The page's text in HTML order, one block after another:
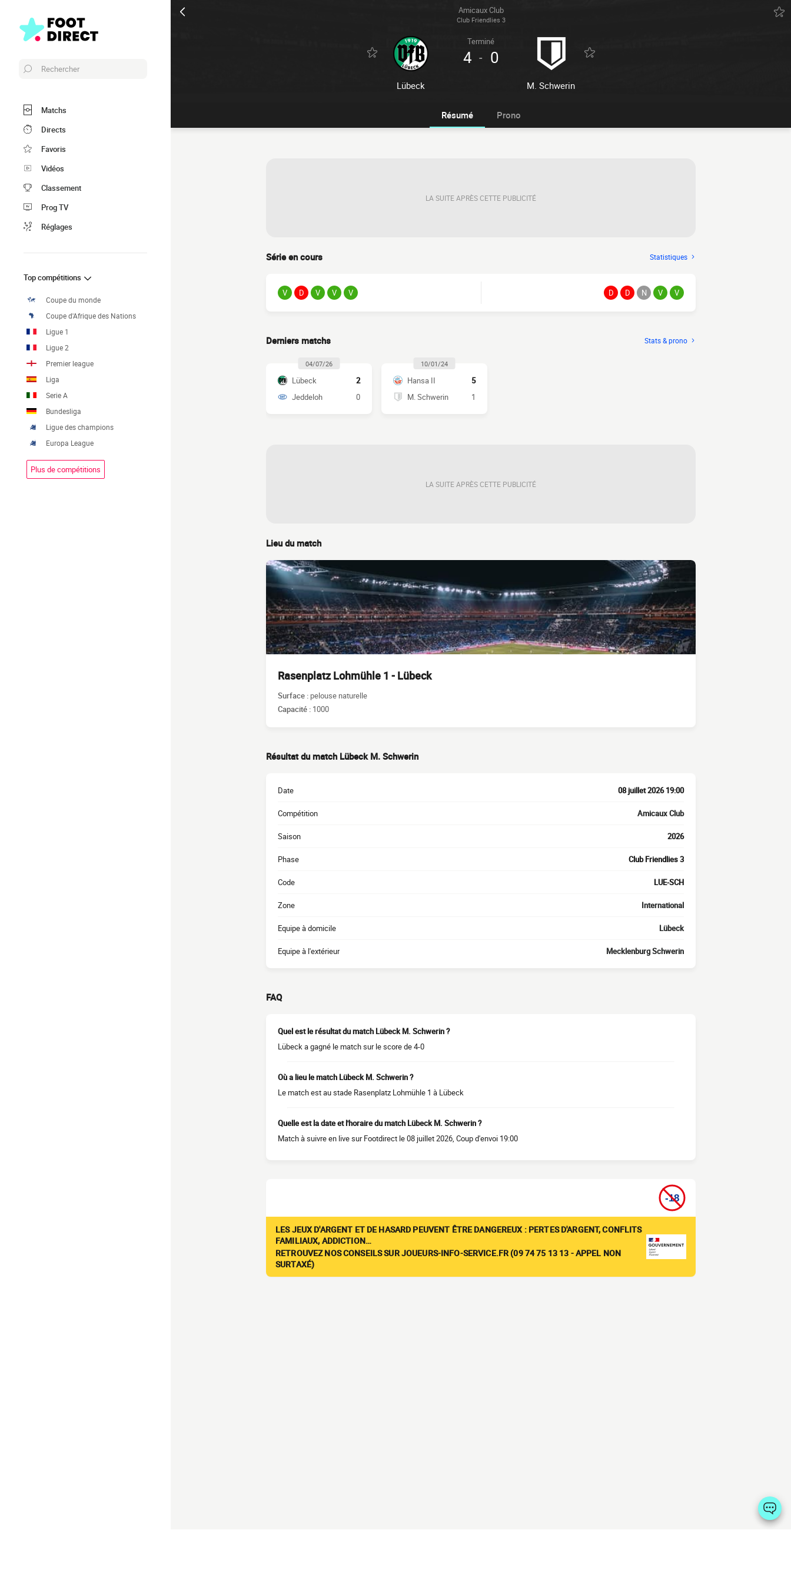
Amicaux Club
Club Friendlies 3
Lübeck
Terminé
4 - 0
M. Schwerin
Rechercher
Matchs
Directs
Favoris
Vidéos
Classement
Prog TV
Réglages
Top compétitions
Coupe du monde
Coupe d'Afrique des Nations
Ligue 1
Ligue 2
Premier league
Liga
Serie A
Bundesliga
Ligue des champions
Europa League
Plus de compétitions
Résumé Prono
LA SUITE APRÈS CETTE PUBLICITÉ
Série en cours Statistiques
V D V V V D D N V V
Derniers matchs Stats & prono
04/07/26
Lübeck
2
Jeddeloh
0
10/01/24
Hansa II
5
M. Schwerin
1
LA SUITE APRÈS CETTE PUBLICITÉ
Lieu du match
Rasenplatz Lohmühle 1 - Lübeck
Surface : pelouse naturelle
Capacité : 1000
Résultat du match Lübeck M. Schwerin
Date 08 juillet 2026 19:00
Compétition Amicaux Club
Saison 2026
Phase Club Friendlies 3
Code LUE-SCH
Zone International
Equipe à domicile Lübeck
Equipe à l'extérieur Mecklenburg Schwerin
FAQ
Quel est le résultat du match Lübeck M. Schwerin ?
Lübeck a gagné le match sur le score de 4-0
Où a lieu le match Lübeck M. Schwerin ?
Le match est au stade Rasenplatz Lohmühle 1 à Lübeck
Quelle est la date et l'horaire du match Lübeck M. Schwerin ?
Match à suivre en live sur Footdirect le 08 juillet 2026, Coup d'envoi 19:00
LES JEUX D'ARGENT ET DE HASARD PEUVENT ÊTRE DANGEREUX : PERTES D'ARGENT, CONFLITS
FAMILIAUX, ADDICTION…
RETROUVEZ NOS CONSEILS SUR JOUEURS-INFO-SERVICE.FR (09 74 75 13 13 - APPEL NON
SURTAXÉ)